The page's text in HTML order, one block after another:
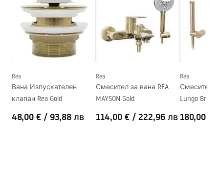
Ширина
Височина
580mm
Страна на монтаж
Дясна
Сифон и тапа включени
Гаранция
Instrukcja_wanien_naro__nych.pdf
Информация за безопасност
WARUNKI_BEZPIECZENSTWA_WANNY.pdf
Гаранционни условия
Warranty_Terms_and_Conditions_Bathtubs.pdf
Rea
Вана Изпускателен
клапан Rea Gold
48,00 € / 93,88 лв
Rea
Смесител за вана REA
MAYSON Gold
114,00 € / 222,96 лв
Rea
Смесител
Lungo Brush
180,00 €